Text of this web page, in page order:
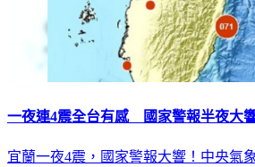
一夜連4震全台有感 國家警報半夜大響
宜蘭一夜4震，國家警報大響！中央氣